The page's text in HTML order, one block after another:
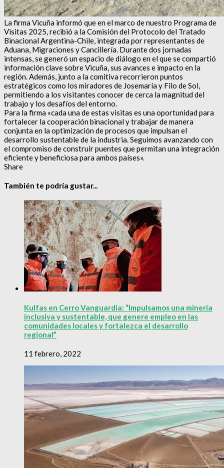
La firma Vicuña informó que en el marco de nuestro Programa de
Visitas 2025, recibió a la Comisión del Protocolo del Tratado
Binacional Argentina-Chile, integrada por representantes de
Aduana, Migraciones y Cancillería. Durante dos jornadas
intensas, se generó un espacio de diálogo en el que se compartió
información clave sobre Vicuña, sus avances e impacto en la
región. Además, junto a la comitiva recorrieron puntos
estratégicos como los miradores de Josemaría y Filo de Sol,
permitiendo a los visitantes conocer de cerca la magnitud del
trabajo y los desafíos del entorno.
Para la firma «cada una de estas visitas es una oportunidad para
fortalecer la cooperación binacional y trabajar de manera
conjunta en la optimización de procesos que impulsan el
desarrollo sustentable de la industria. Seguimos avanzando con
el compromiso de construir puentes que permitan una integración
eficiente y beneficiosa para ambos países».
Share
También te podría gustar...
Kulfas en Cerro Vanguardia: “Impulsamos una minería
inclusiva y sustentable, que genere empleo en las
comunidades locales y fortalezca el desarrollo
regional”
11 febrero, 2022